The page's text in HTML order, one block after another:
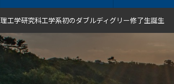
理工学研究科工学系初のダブルディグリー修了生誕生